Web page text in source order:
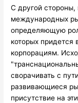
С другой
международных
определяющую
которых придется
корпорациям.
сворачивать с
развивающиеся
присутствие на